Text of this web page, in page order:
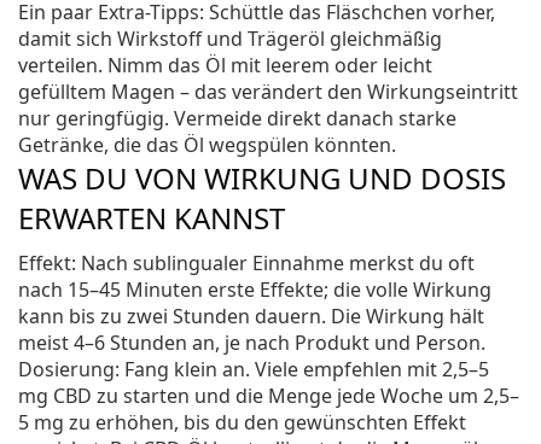
Ein paar Extra-Tipps: Schüttle das Fläschchen vorher,
damit sich Wirkstoff und Trägeröl gleichmäßig
verteilen. Nimm das Öl mit leerem oder leicht
gefülltem Magen – das verändert den Wirkungseintritt
nur geringfügig. Vermeide direkt danach starke
Getränke, die das Öl wegspülen könnten.
WAS DU VON WIRKUNG UND DOSIS
ERWARTEN KANNST
Effekt: Nach sublingualer Einnahme merkst du oft
nach 15–45 Minuten erste Effekte; die volle Wirkung
kann bis zu zwei Stunden dauern. Die Wirkung hält
meist 4–6 Stunden an, je nach Produkt und Person.
Dosierung: Fang klein an. Viele empfehlen mit 2,5–5
mg CBD zu starten und die Menge jede Woche um 2,5–
5 mg zu erhöhen, bis du den gewünschten Effekt